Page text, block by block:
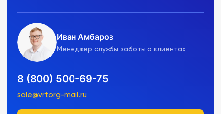
Иван Амбаров
Менеджер службы заботы о клиентах
8 (800) 500-69-75
sale@vrtorg-mail.ru